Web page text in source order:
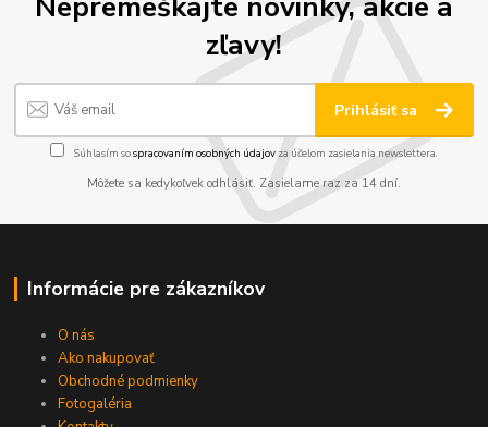
zľavy!
Prihlásiť sa
Súhlasím sospracovaním osobných údajov za účelom zasielania newslettera.
Môžete sa kedykoľvek odhlásiť. Zasielame raz za 14 dní.
Informácie pre zákazníkov
O nás
Ako nakupovať
Obchodné podmienky
Fotogaléria